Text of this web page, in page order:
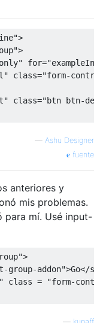
>
>
for=
class="form-
class="btn btn-
— Ashu Designer
fuente
anteriores y
mis problemas.
para mí. Usé input-
>
group-addon">Go</
class =
"form-